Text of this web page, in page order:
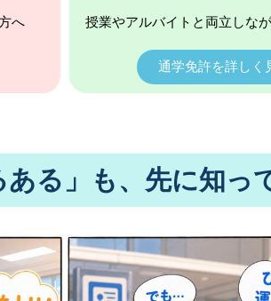
へ 授業やアルバイトと両立しな
通学免許を詳しく
る」も、先に知っ